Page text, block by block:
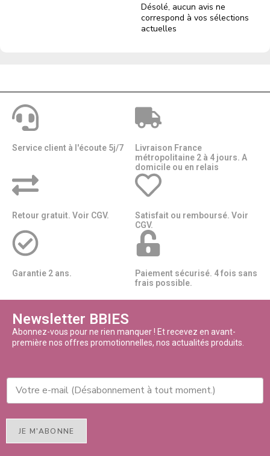
Désolé, aucun avis ne
correspond à vos sélections
actuelles
Service client à l'écoute 5j/7
Livraison France
métropolitaine 2 à 4 jours. A
domicile ou en relais​​
Retour gratuit. Voir CGV.
Satisfait ou remboursé. Voir
CGV.
Garantie 2 ans.
Paiement sécurisé. 4 fois sans
frais possible.
Newsletter BBIES
Abonnez-vous pour ne rien manquer ! Et recevez en avant-
première nos offres promotionnelles, nos actualités produits.
JE M'ABONNE